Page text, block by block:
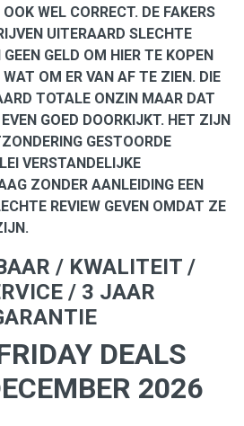
WEL CORRECT. DE FAKERS
UITERAARD SLECHTE
GEEN GELD OM HIER TE KOPEN
OM ER VAN AF TE ZIEN. DIE
TOTALE ONZIN MAAR DAT
GOED DOORKIJKT. HET ZIJN
GESTOORDE
VERSTANDELIJKE
ZONDER AANLEIDING EEN
REVIEW GEVEN OMDAT ZE
/ KWALITEIT /
/ 3 JAAR
DEALS
2026